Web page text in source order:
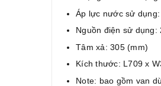
Áp lực nước sử
Nguồn điện sử dụng:
Tâm xả: 305 (mm)
Kích thước: L709 x
Note: bao gồm van